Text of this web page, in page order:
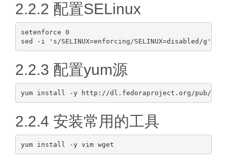
2.2.2 配置SELinux
setenforce 0
2.2.3 配置yum源
2.2.4 安装常用的工具